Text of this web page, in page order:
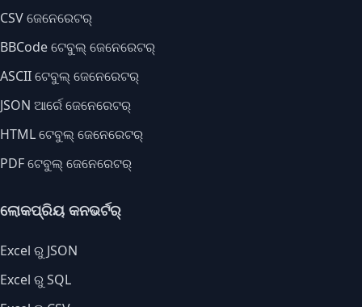
CSV ଜେନେରେଟର୍
BBCode ଟେବୁଲ୍ ଜେନେରେଟର୍
ASCII ଟେବୁଲ୍ ଜେନେରେଟର୍
JSON ଆର୍ରେ ଜେନେରେଟର୍
HTML ଟେବୁଲ୍ ଜେନେରେଟର୍
PDF ଟେବୁଲ୍ ଜେନେରେଟର୍
ଲୋକପ୍ରିୟ କନଭର୍ଟର୍
Excel ରୁ JSON
Excel ରୁ SQL